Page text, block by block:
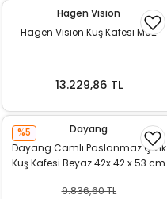
Hagen Vision
Hagen Vision Kuş Kafesi M02
13.229,86 TL
%5
Dayang
Dayang Camlı Paslanmaz Çelik
Kuş Kafesi Beyaz 42x 42 x 53 cm
9.836,60 TL